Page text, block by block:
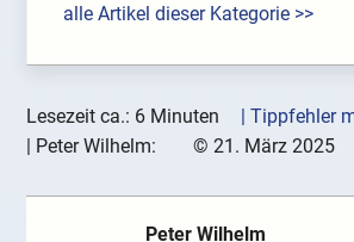
alle Artikel dieser Kategorie >>
Lesezeit ca.: 6 Minuten
| Tippfehler
| Peter Wilhelm: © 21. März 2025
Peter Wilhelm